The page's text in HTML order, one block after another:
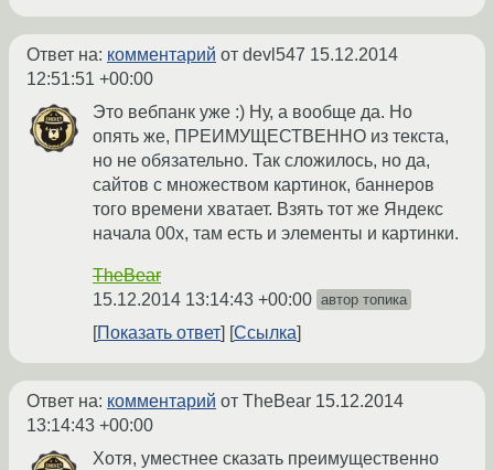
Ответ на: комментарий от devl547 15.12.2014
12:51:51 +00:00
Это вебпанк уже :) Ну, а вообще да. Но
опять же, ПРЕИМУЩЕСТВЕННО из текста,
но не обязательно. Так сложилось, но да,
сайтов с множеством картинок, баннеров
того времени хватает. Взять тот же Яндекс
начала 00х, там есть и элементы и картинки.
TheBear
15.12.2014 13:14:43 +00:00 автор топика
Показать ответ Ссылка
Ответ на: комментарий от TheBear 15.12.2014
13:14:43 +00:00
Хотя, уместнее сказать преимущественно